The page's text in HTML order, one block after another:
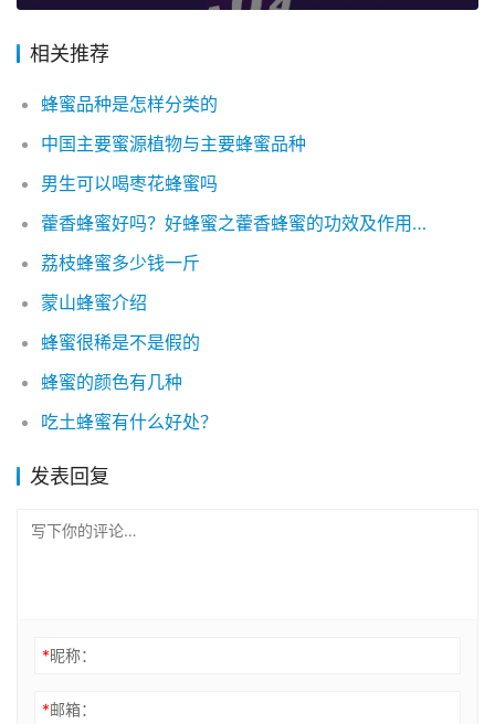
相关推荐
蜂蜜品种是怎样分类的
中国主要蜜源植物与主要蜂蜜品种
男生可以喝枣花蜂蜜吗
藿香蜂蜜好吗？好蜂蜜之藿香蜂蜜的功效及作用介绍
荔枝蜂蜜多少钱一斤
蒙山蜂蜜介绍
蜂蜜很稀是不是假的
蜂蜜的颜色有几种
吃土蜂蜜有什么好处？
发表回复
*昵称：
*邮箱：